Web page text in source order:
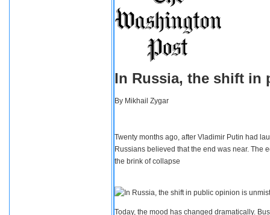
In Russia, the shift in
By Mikhail Zygar
Twenty months ago, after Vladimir Putin had
Russians believed that the end was near. The
the brink of collapse
Today, the mood has changed dramatically.